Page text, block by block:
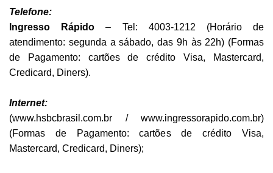
Telefone:
Ingresso Rápido – Tel: 4003-1212 (Horário de
atendimento: segunda a sábado, das 9h às 22h) (Formas
de Pagamento: cartões de crédito Visa, Mastercard,
Credicard, Diners).
Internet:
(www.hsbcbrasil.com.br / www.ingressorapido.com.br)
(Formas de Pagamento: cartões de crédito Visa,
Mastercard, Credicard, Diners);